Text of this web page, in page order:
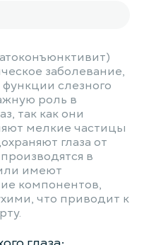
заболевание,
слезного
роль в
так как они
мелкие частицы
глаза от
в
имеют
компонентов,
что приводит к